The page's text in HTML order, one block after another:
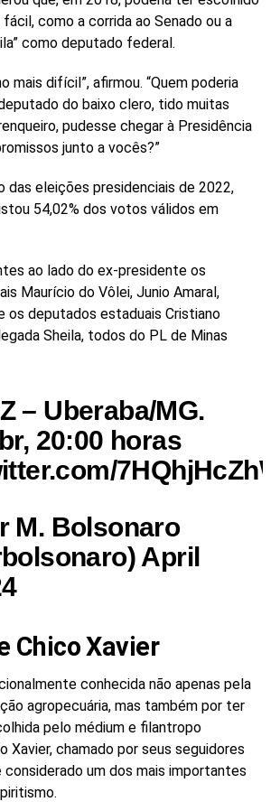
como a corrida ao Senado ou a
como deputado federal.
mais difícil”, afirmou. “Quem poderia
do baixo clero, tido muitas
pudesse chegar à Presidência
junto a vocês?”
das eleições presidenciais de 2022,
54,02% dos votos válidos em
ao lado do ex-presidente os
Maurício do Vôlei, Junio Amaral,
os deputados estaduais Cristiano
Sheila, todos do PL de Minas
– Uberaba/MG.
20:00 horas
M. Bolsonaro
April
Chico Xavier
conhecida não apenas pela
agropecuária, mas também por ter
pelo médium e filantropo
Xavier, chamado por seus seguidores
considerado um dos mais importantes